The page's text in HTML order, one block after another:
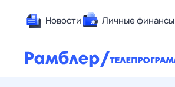
Новости Личные финансы